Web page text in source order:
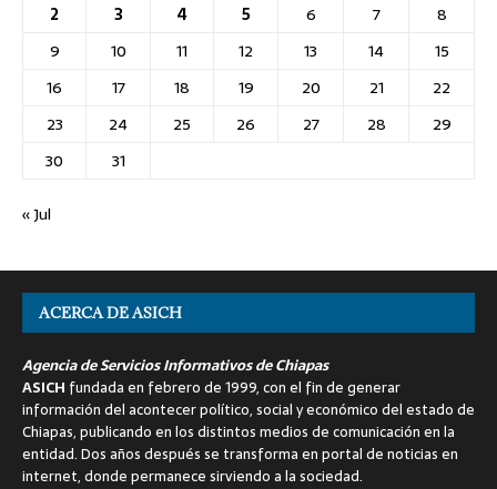
2
3 4 5 6 7
8
9
10 11 12 13 14
15
16
17 18 19 20 21
22
23
24 25 26 27 28
29
30
31
« Jul
ACERCA DE ASICH
Agencia de Servicios Informativos de Chiapas
ASICH fundada en febrero de 1999, con el fin de generar
información del acontecer político, social y económico del estado de
Chiapas, publicando en los distintos medios de comunicación en la
entidad. Dos años después se transforma en portal de noticias en
internet, donde permanece sirviendo a la sociedad.